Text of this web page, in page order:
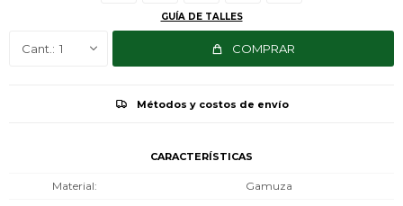
GUÍA DE TALLES
1 COMPRAR
Métodos y costos de envío
CARACTERÍSTICAS
Material Gamuza